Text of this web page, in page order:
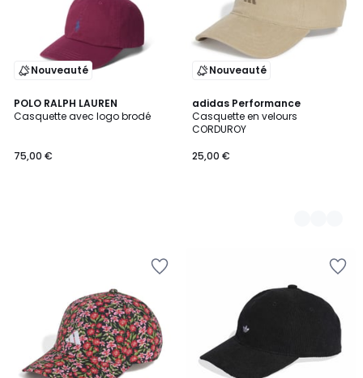
Nouveauté
POLO RALPH LAUREN
Casquette avec logo brodé
75,00 €
Nouveauté
adidas Performance
Casquette en velours
CORDUROY
25,00 €
2
Couleurs